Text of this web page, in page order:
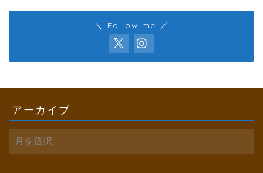
＼ Follow me ／
アーカイブ
ア
ー